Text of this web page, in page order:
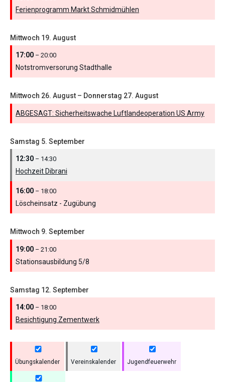
Ferienprogramm Markt Schmidmühlen
Mittwoch 19. August
17:00 – 20:00
Notstromversorung Stadthalle
Mittwoch 26. August – Donnerstag 27. August
ABGESAGT: Sicherheitswache Luftlandeoperation US Army
Samstag 5. September
12:30 – 14:30
Hochzeit Dibrani
16:00 – 18:00
Löscheinsatz - Zugübung
Mittwoch 9. September
19:00 – 21:00
Stationsausbildung 5/8
Samstag 12. September
14:00 – 18:00
Besichtigung Zementwerk
Übungskalender Vereinskalender Jugendfeuerwehr